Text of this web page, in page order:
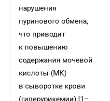
нарушения
пуринового обмена,
что приводит
к повышению
содержания мочевой
кислоты (МК)
в сыворотке крови
(гиперурикемии) [1–